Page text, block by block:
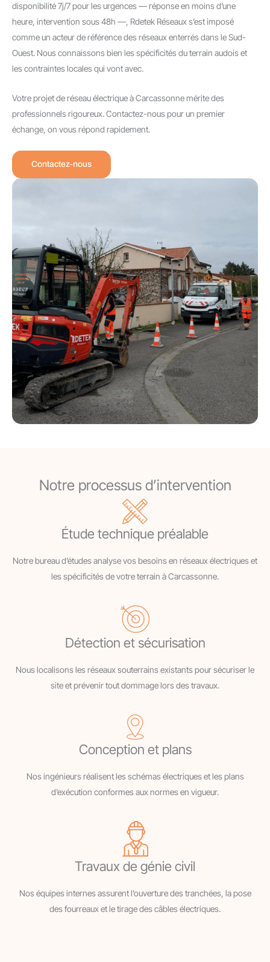
disponibilité 7j/7 pour les urgences — réponse en moins d’une
heure, intervention sous 48h —, Rdetek Réseaux s’est imposé
comme un acteur de référence des réseaux enterrés dans le Sud-
Ouest. Nous connaissons bien les spécificités du terrain audois et
les contraintes locales qui vont avec.
Votre projet de réseau électrique à Carcassonne mérite des
professionnels rigoureux. Contactez-nous pour un premier
échange, on vous répond rapidement.
Contactez-nous
Notre processus d’intervention
Étude technique préalable
Notre bureau d’études analyse vos besoins en réseaux électriques et
les spécificités de votre terrain à Carcassonne.
Détection et sécurisation
Nous localisons les réseaux souterrains existants pour sécuriser le
site et prévenir tout dommage lors des travaux.
Conception et plans
Nos ingénieurs réalisent les schémas électriques et les plans
d’exécution conformes aux normes en vigueur.
Travaux de génie civil
Nos équipes internes assurent l’ouverture des tranchées, la pose
des fourreaux et le tirage des câbles électriques.